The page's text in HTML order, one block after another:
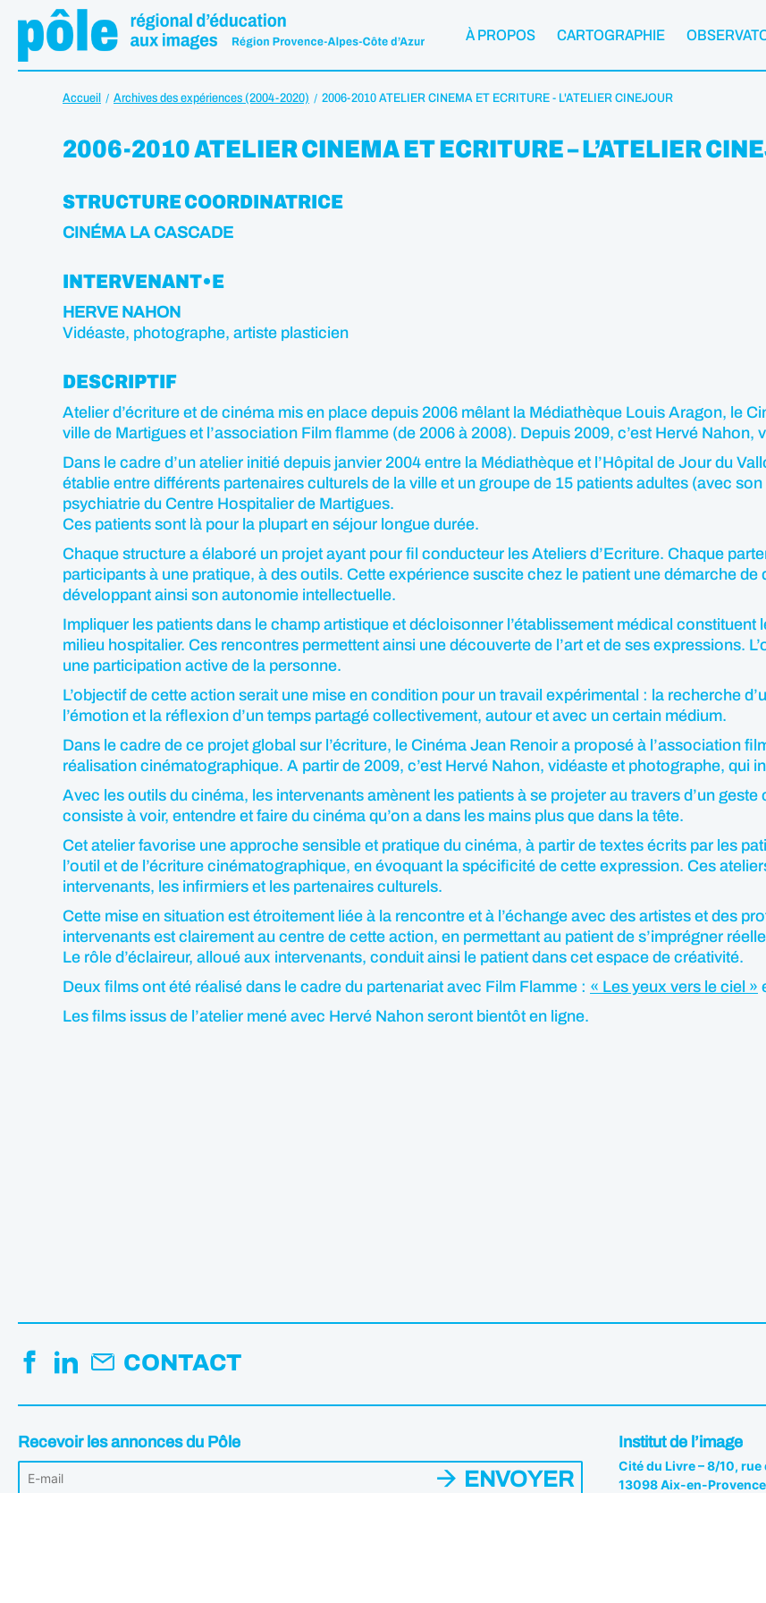
À PROPOS CARTOGRAPHIE
Accueil Archives des expériences (2004-2020) 2006-2010 ATELIER CINEMA ET ECRITURE - L'ATELIER CINEJOUR
2006-2010 ATELIER CINEMA ET ECRITURE – L’ATELIER
STRUCTURE COORDINATRICE
CINÉMA LA CASCADE
INTERVENANT•E
HERVE NAHON
Vidéaste, photographe, artiste plasticien
DESCRIPTIF
Atelier d’écriture et de cinéma mis en place depuis 2006 mêlant la Médiathèque Louis Aragon, le
ville de Martigues et l’association Film flamme (de 2006 à 2008). Depuis 2009, c’est Hervé
Dans le cadre d’un atelier initié depuis janvier 2004 entre la Médiathèque et l’Hôpital de Jour du
établie entre différents partenaires culturels de la ville et un groupe de 15 patients adultes (avec
psychiatrie du Centre Hospitalier de Martigues.
Ces patients sont là pour la plupart en séjour longue durée.
Chaque structure a élaboré un projet ayant pour fil conducteur les Ateliers d’Ecriture. Chaque
participants à une pratique, à des outils. Cette expérience suscite chez le patient une démarche
développant ainsi son autonomie intellectuelle.
Impliquer les patients dans le champ artistique et décloisonner l’établissement médical
milieu hospitalier. Ces rencontres permettent ainsi une découverte de l’art et de ses expressions.
une participation active de la personne.
L’objectif de cette action serait une mise en condition pour un travail expérimental : la recherche
l’émotion et la réflexion d’un temps partagé collectivement, autour et avec un certain médium.
Dans le cadre de ce projet global sur l’écriture, le Cinéma Jean Renoir a proposé à l’association
réalisation cinématographique. A partir de 2009, c’est Hervé Nahon, vidéaste et photographe, qui
Avec les outils du cinéma, les intervenants amènent les patients à se projeter au travers d’un
consiste à voir, entendre et faire du cinéma qu’on a dans les mains plus que dans la tête.
Cet atelier favorise une approche sensible et pratique du cinéma, à partir de textes écrits par les
l’outil et de l’écriture cinématographique, en évoquant la spécificité de cette expression. Ces
intervenants, les infirmiers et les partenaires culturels.
Cette mise en situation est étroitement liée à la rencontre et à l’échange avec des artistes et des
intervenants est clairement au centre de cette action, en permettant au patient de s’imprégner
Le rôle d’éclaireur, alloué aux intervenants, conduit ainsi le patient dans cet espace de créativité.
Deux films ont été réalisé dans le cadre du partenariat avec Film Flamme : « Les yeux vers le ciel »
Les films issus de l’atelier mené avec Hervé Nahon seront bientôt en ligne.
CONTACT
Recevoir les annonces du Pôle
ENVOYER
Institut de l’image
Cité du Livre – 8/10,
13098 Aix-en-Provence